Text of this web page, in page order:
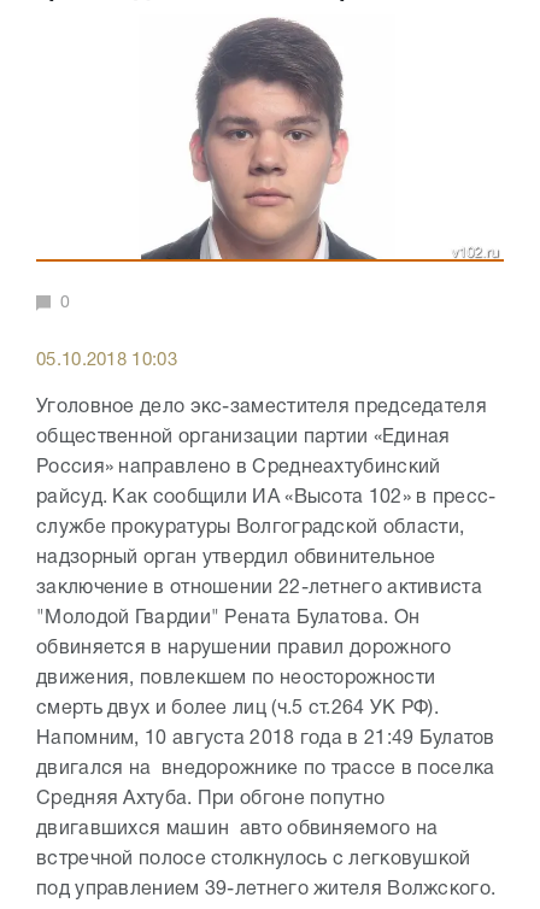
0
05.10.2018 10:03
Уголовное дело экс-заместителя председателя
общественной организации партии «Единая
Россия» направлено в Среднеахтубинский
райсуд. Как сообщили ИА «Высота 102» в пресс-
службе прокуратуры Волгоградской области,
надзорный орган утвердил обвинительное
заключение в отношении 22-летнего активиста
"Молодой Гвардии" Рената Булатова. Он
обвиняется в нарушении правил дорожного
движения, повлекшем по неосторожности
смерть двух и более лиц (ч.5 ст.264 УК РФ).
Напомним, 10 августа 2018 года в 21:49 Булатов
двигался на внедорожнике по трассе в поселка
Средняя Ахтуба. При обгоне попутно
двигавшихся машин авто обвиняемого на
встречной полосе столкнулось с легковушкой
под управлением 39-летнего жителя Волжского.